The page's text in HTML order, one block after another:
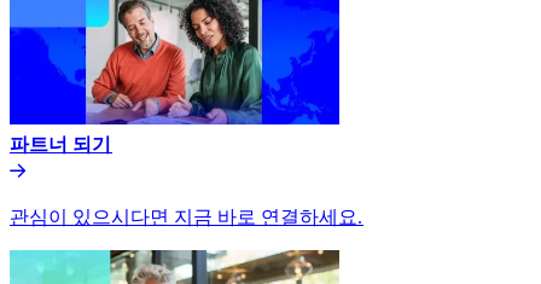
파트너 되기​​
관심이 있으시다면 지금 바로 연결하세요.​​